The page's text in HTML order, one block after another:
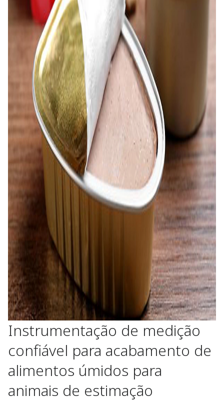
Instrumentação de medição
confiável para acabamento de
alimentos úmidos para
animais de estimação